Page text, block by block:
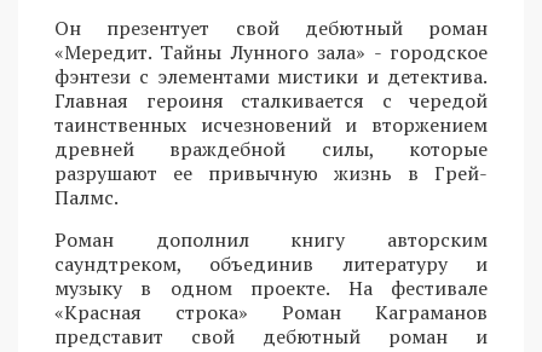
Он презентует свой дебютный роман
«Мередит. Тайны Лунного зала» - городское
фэнтези с элементами мистики и детектива.
Главная героиня сталкивается с чередой
таинственных исчезновений и вторжением
древней враждебной силы, которые
разрушают ее привычную жизнь в Грей-
Палмс.
Роман дополнил книгу авторским
саундтреком, объединив литературу и
музыку в одном проекте. На фестивале
«Красная строка» Роман Каграманов
представит свой дебютный роман и